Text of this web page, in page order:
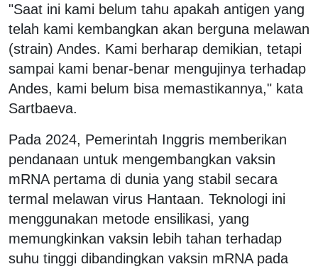
"Saat ini kami belum tahu apakah antigen yang
telah kami kembangkan akan berguna melawan
(strain) Andes. Kami berharap demikian, tetapi
sampai kami benar-benar mengujinya terhadap
Andes, kami belum bisa memastikannya," kata
Sartbaeva.
Pada 2024, Pemerintah Inggris memberikan
pendanaan untuk mengembangkan vaksin
mRNA pertama di dunia yang stabil secara
termal melawan virus Hantaan. Teknologi ini
menggunakan metode ensilikasi, yang
memungkinkan vaksin lebih tahan terhadap
suhu tinggi dibandingkan vaksin mRNA pada